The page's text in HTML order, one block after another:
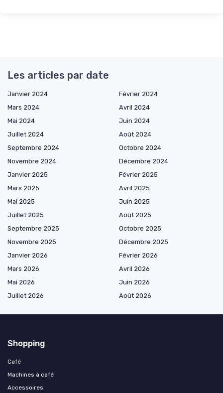
Les articles par date
Janvier 2024
Février 2024
Mars 2024
Avril 2024
Mai 2024
Juin 2024
Juillet 2024
Août 2024
Septembre 2024
Octobre 2024
Novembre 2024
Décembre 2024
Janvier 2025
Février 2025
Mars 2025
Avril 2025
Mai 2025
Juin 2025
Juillet 2025
Août 2025
Septembre 2025
Octobre 2025
Novembre 2025
Décembre 2025
Janvier 2026
Février 2026
Mars 2026
Avril 2026
Mai 2026
Juin 2026
Juillet 2026
Août 2026
Shopping
Café
Machines à café
Accessoires